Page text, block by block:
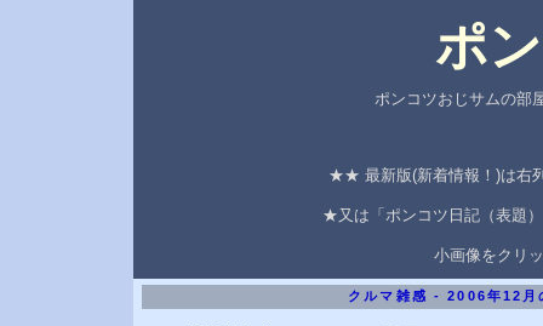
ポ
ポンコツおじサムの部
★★ 最新版(新着情報！)は右
★又は「ポンコツ日記（表題
小画像をクリ
クルマ雑感 - 2006年12月